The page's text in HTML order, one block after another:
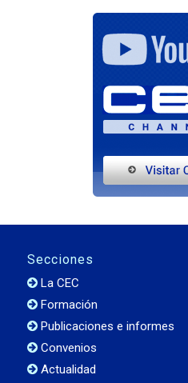
Secciones
La CEC
Formación
Publicaciones e informes
Convenios
Actualidad